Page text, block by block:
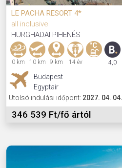
LE PACHA RESORT 4*
all inclusive
HURGHADAI PIHENÉS
0 km 10 km 9 km 14 év 4,0
Budapest
Egyptair
Utolsó indulási időpont: 2027. 04. 04.
346 539 Ft/fő ártól